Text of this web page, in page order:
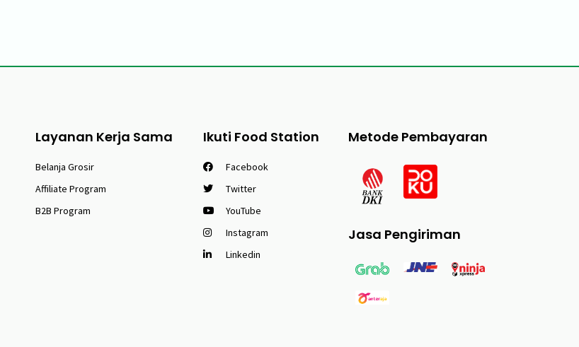
Layanan Kerja Sama
Belanja Grosir
Affiliate Program
B2B Program
Ikuti Food Station
Facebook
Twitter
YouTube
Instagram
Linkedin
Metode Pembayaran
Jasa Pengiriman